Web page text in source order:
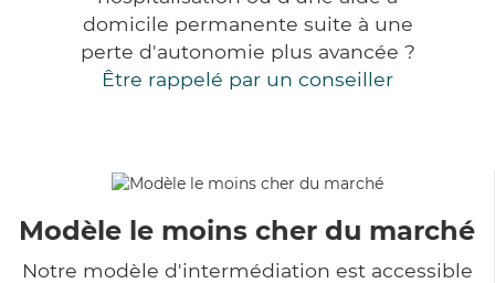
domicile permanente suite à une
perte d'autonomie plus avancée ?
Être rappelé par un conseiller
Modèle le moins cher du marché
Notre modèle d'intermédiation est accessible